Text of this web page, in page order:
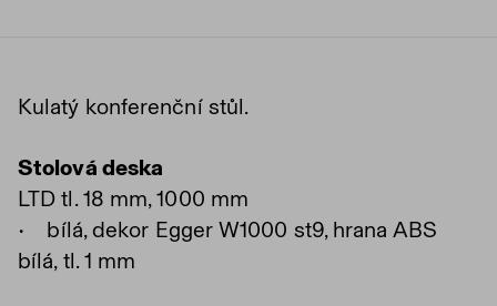
Kulatý konferenční stůl.
Stolová deska
LTD tl. 18 mm, 1000 mm
• bílá, dekor Egger W1000 st9, hrana ABS
bílá, tl. 1 mm